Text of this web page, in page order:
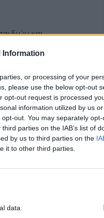
Information
or processing of your
please use the below opt-out
opt-out request is processed
information utilized by us
out. You may separately
parties on the IAB’s list of
by us to third parties on the
it to other third parties.
data.
και
γονείς
σημασία της